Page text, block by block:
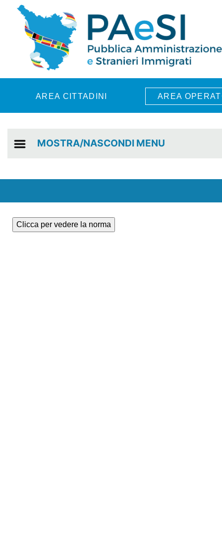
Skip to main content
AREA CITTADINI AREA
MOSTRA/NASCONDI MENU
Clicca per vedere la norma